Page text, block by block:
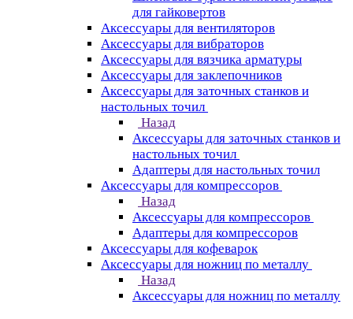
для гайковертов
Аксессуары для вентиляторов
Аксессуары для вибраторов
Аксессуары для вязчика арматуры
Аксессуары для заклепочников
Аксессуары для заточных станков и
настольных точил
Назад
Аксессуары для заточных станков и
настольных точил
Адаптеры для настольных точил
Аксессуары для компрессоров
Назад
Аксессуары для компрессоров
Адаптеры для компрессоров
Аксессуары для кофеварок
Аксессуары для ножниц по металлу
Назад
Аксессуары для ножниц по металлу